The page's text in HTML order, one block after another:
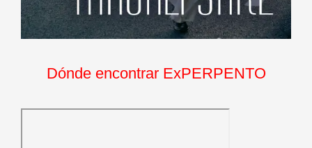
Dónde encontrar ExPERPENTO